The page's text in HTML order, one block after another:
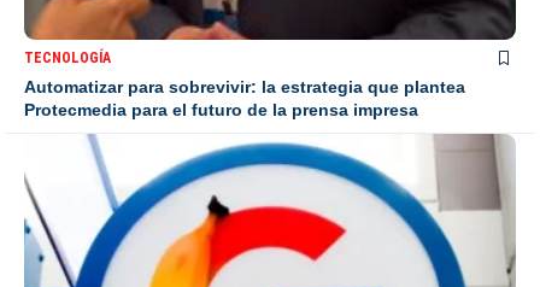
TECNOLOGÍA
Automatizar para sobrevivir: la estrategia que plantea
Protecmedia para el futuro de la prensa impresa